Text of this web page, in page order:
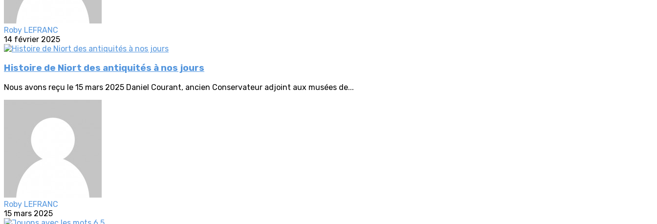
Roby LEFRANC
14 février 2025
Histoire de Niort des antiquités à nos jours
Nous avons reçu le 15 mars 2025 Daniel Courant, ancien Conservateur adjoint aux musées de...
Roby LEFRANC
15 mars 2025